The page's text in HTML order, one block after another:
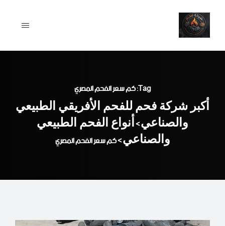
content
Tag: كم سعر الفحم المصري
أكبر شركة فحم للفحم الأفريقي الطبيعي
والصناعي>أنواع الفحم الطبيعي
والصناعي>كم سعر الفحم المصري